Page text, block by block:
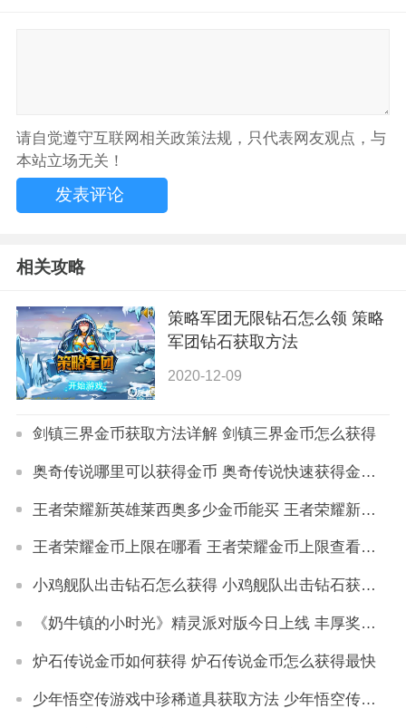
请自觉遵守互联网相关政策法规，只代表网友观点，与
本站立场无关！
相关攻略
策略军团无限钻石怎么领 策略
军团钻石获取方法
2020-12-09
剑镇三界金币获取方法详解 剑镇三界金币怎么获得
奥奇传说哪里可以获得金币 奥奇传说快速获得金币方法
王者荣耀新英雄莱西奥多少金币能买 王者荣耀新英雄莱西奥价格详解
王者荣耀金币上限在哪看 王者荣耀金币上限查看方法
小鸡舰队出击钻石怎么获得 小鸡舰队出击钻石获取攻略
《奶牛镇的小时光》精灵派对版今日上线 丰厚奖励等你拿
炉石传说金币如何获得 炉石传说金币怎么获得最快
少年悟空传游戏中珍稀道具获取方法 少年悟空传游戏珍稀道具如何获取